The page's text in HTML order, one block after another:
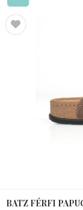
BATZ FÉRFI